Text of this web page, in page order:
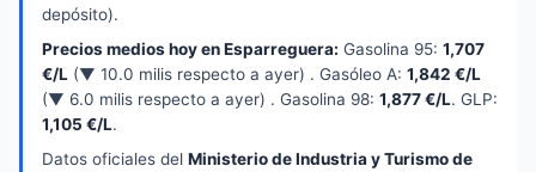
depósito).
Precios medios hoy en Esparreguera: Gasolina 95: 1,707
€/L (▼ 10.0 milis respecto a ayer) . Gasóleo A: 1,842 €/L
(▼ 6.0 milis respecto a ayer) . Gasolina 98: 1,877 €/L. GLP:
1,105 €/L.
Datos oficiales del Ministerio de Industria y Turismo de